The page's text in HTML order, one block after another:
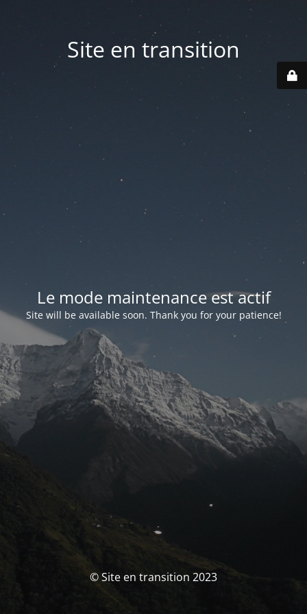
Site en transition
Le mode maintenance est actif
Site will be available soon. Thank you for your patience!
© Site en transition 2023